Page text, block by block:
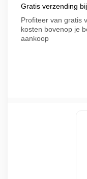
Gratis verzending
Profiteer van gratis
kosten bovenop je
aankoop